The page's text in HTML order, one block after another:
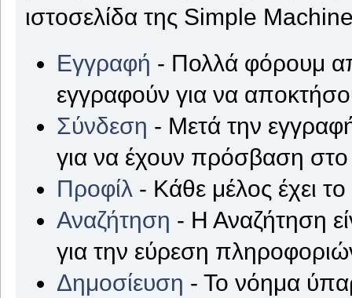
ιστοσελίδα της Simple
Εγγραφή - Πολλά φόρουμ
εγγραφούν για να
Σύνδεση - Μετά την
για να έχουν πρόσβαση
Προφίλ - Κάθε μέλος έχει
Αναζήτηση - Η Αναζήτηση
για την εύρεση
Δημοσίευση - Το νόημα